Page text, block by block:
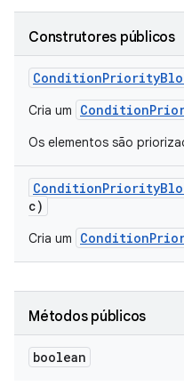
Construtores públicos
ConditionPriority
Cria um
Os elementos são
ConditionPriority
c)
Cria um
Métodos públicos
boolean